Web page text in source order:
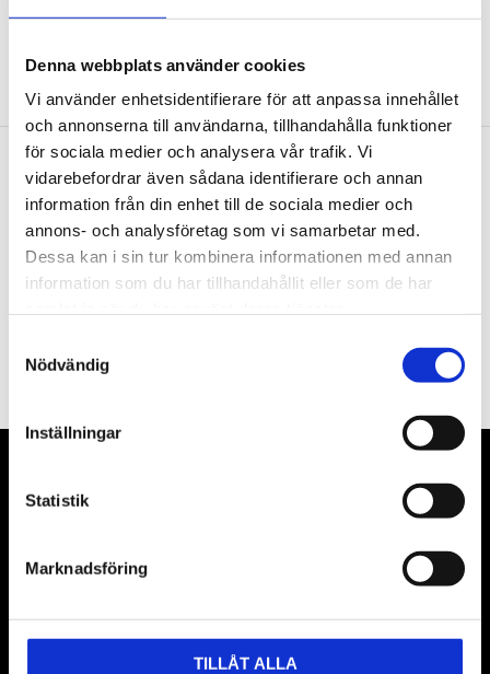
Denna webbplats använder cookies
Vi använder enhetsidentifierare för att anpassa innehållet
och annonserna till användarna, tillhandahålla funktioner
för sociala medier och analysera vår trafik. Vi
vidarebefordrar även sådana identifierare och annan
information från din enhet till de sociala medier och
annons- och analysföretag som vi samarbetar med.
Dessa kan i sin tur kombinera informationen med annan
information som du har tillhandahållit eller som de har
Nödvändig
Inställningar
Statistik
Marknadsföring
TILLÅT ALLA
Nyhetsbrev
PRENUMERERA
Dina personuppgifter behandlas i enlighet med vår integritetspolicy
& däckmaskiner och Master luftmaskiner. Kontakta oss
gärna om vad som helst då vi gör vårt yttersta för att hjälpa
kunden.